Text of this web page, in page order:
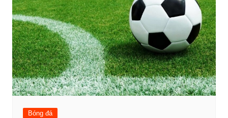
Bóng đá